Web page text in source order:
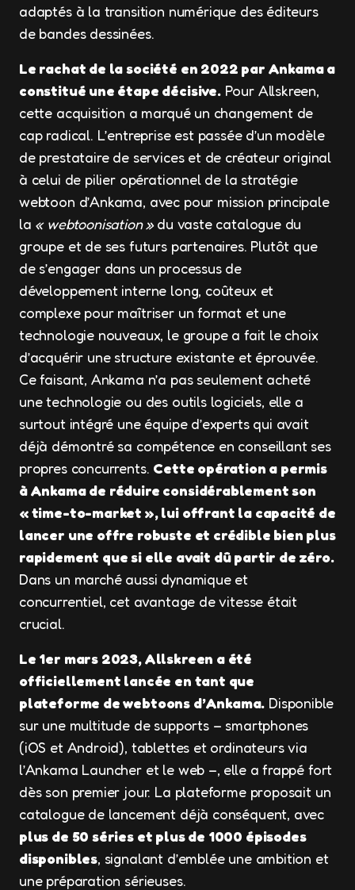
adaptés à la transition numérique des éditeurs
de bandes dessinées.
Le rachat de la société en 2022 par Ankama a
constitué une étape décisive.Pour Allskreen,
cette acquisition a marqué un changement de
cap radical. L’entreprise est passée d’un modèle
de prestataire de services et de créateur original
à celui de pilier opérationnel de la stratégie
webtoon d’Ankama, avec pour mission principale
la « webtoonisation »du vaste catalogue du
groupe et de ses futurs partenaires. Plutôt que
de s’engager dans un processus de
développement interne long, coûteux et
complexe pour maîtriser un format et une
technologie nouveaux, le groupe a fait le choix
d’acquérir une structure existante et éprouvée.
Ce faisant, Ankama n’a pas seulement acheté
une technologie ou des outils logiciels, elle a
surtout intégré une équipe d’experts qui avait
déjà démontré sa compétence en conseillant ses
propres concurrents. Cette opération a permis
à Ankama de réduire considérablement son
« time-to-market », lui offrant la capacité de
lancer une offre robuste et crédible bien plus
rapidement que si elle avait dû partir de zéro.
Dans un marché aussi dynamique et
concurrentiel, cet avantage de vitesse était
crucial.
Le 1er mars 2023, Allskreen a été
officiellement lancée en tant que
plateforme de webtoons d’Ankama. Disponible
sur une multitude de supports – smartphones
(iOS et Android), tablettes et ordinateurs via
l’Ankama Launcher et le web –, elle a frappé fort
dès son premier jour. La plateforme proposait un
catalogue de lancement déjà conséquent, avec
plus de 50 séries et plus de 1000 épisodes
disponibles, signalant d’emblée une ambition et
une préparation sérieuses.